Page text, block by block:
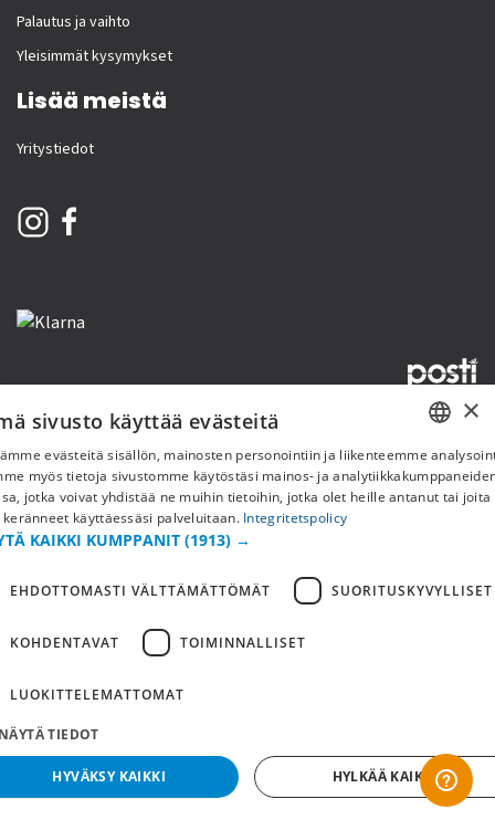
Palautus ja vaihto
Yleisimmät kysymykset
Lisää meistä
Yritystiedot
Copyright © 2019 This site is Licensed to 377 Sport AB TietosuojakäytäntöEvästeet
FI
×
sivusto käyttää evästeitä
evästeitä sisällön, mainosten personointiin ja liikenteemme
myös tietoja sivustomme käytöstäsi mainos- ja
jotka voivat yhdistää ne muihin tietoihin, jotka olet heille antanut tai joita
keränneet käyttäessäsi palveluitaan. Integritetspolicy
KAIKKI KUMPPANIT (1913) →
EHDOTTOMASTI VÄLTTÄMÄTTÖMÄT SUORITUSKYVYLLISET
KOHDENTAVAT TOIMINNALLISET
LUOKITTELEMATTOMAT
TIEDOT
HYVÄKSY KAIKKI HYLKÄÄ KAIKKI